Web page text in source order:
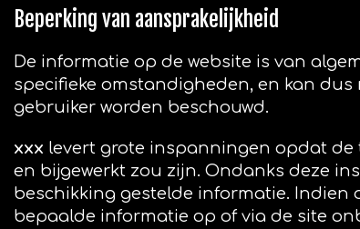
Beperking van aansprakelijkheid
De informatie op de website is van
specifieke omstandigheden, en kan
gebruiker worden beschouwd.
xxx levert grote inspanningen opdat de
en bijgewerkt zou zijn. Ondanks deze
beschikking gestelde informatie.
bepaalde informatie op of via de site